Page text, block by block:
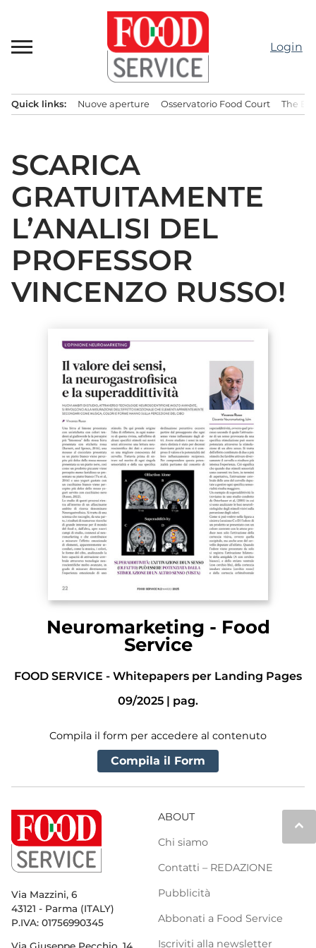
contenuto
Login
Quick links: Nuove aperture Osservatorio Food Court The
SCARICA
GRATUITAMENTE
L’ANALISI DEL
PROFESSOR
VINCENZO RUSSO!
Neuromarketing - Food
Service
FOOD SERVICE - Whitepapers per Landing Pages
09/2025 | pag.
Compila il form per accedere al contenuto
Compila il Form
keyboard_arrow_up
Via Mazzini, 6
43121 - Parma (ITALY)
P.IVA: 01756990345
ABOUT
Chi siamo
Contatti – REDAZIONE
Pubblicità
Abbonati a Food Service
Iscriviti alla newsletter